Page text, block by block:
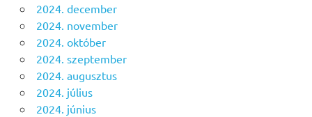
2024. december
2024. november
2024. október
2024. szeptember
2024. augusztus
2024. július
2024. június